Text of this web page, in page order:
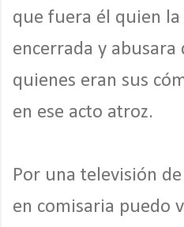
que fuera él quien
encerrada y abusara
quienes eran sus
en ese acto atroz.
Por una televisión
en comisaria puedo